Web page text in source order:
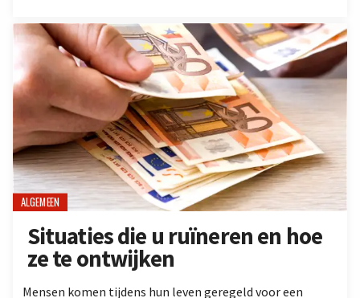
ALGEMEEN
Situaties die u ruïneren en hoe
ze te ontwijken
Mensen komen tijdens hun leven geregeld voor een